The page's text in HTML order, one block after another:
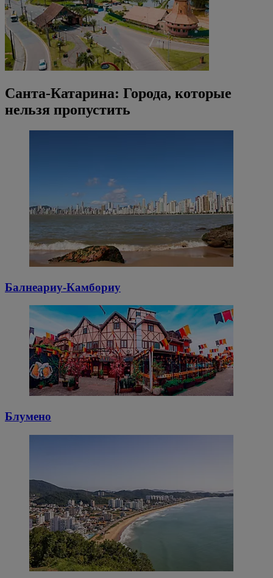
Санта-Катарина: Города, которые
нельзя пропустить
Балнеариу-Камбориу
Блумено